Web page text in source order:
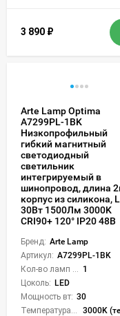
3 890 ₽
Arte Lamp Optima
A7299PL-1BK
Низкопрофильный
гибкий магнитный
светодиодный
светильник
интегрируемый в
шинопровод, длина
корпус из силикона,
30Вт 1500Лм 3000K
CRI90+ 120° IP20 48В
Бренд: Arte Lamp
Артикул: A7299PL-1BK
1
Цоколь: LED
Мощность вт: 30
3000K